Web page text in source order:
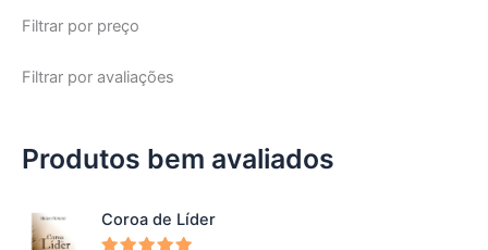
Filtrar por preço
Filtrar por avaliações
Produtos bem avaliados
Coroa de Líder